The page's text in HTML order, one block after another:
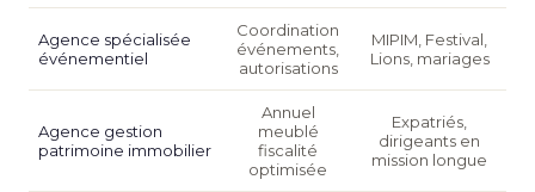
Agence spécialisée
événementiel
Coordination
événements,
autorisations
MIPIM, Festival,
Lions, mariages
Agence gestion
patrimoine immobilier
Annuel
meublé
fiscalité
optimisée
Expatriés,
dirigeants en
mission longue